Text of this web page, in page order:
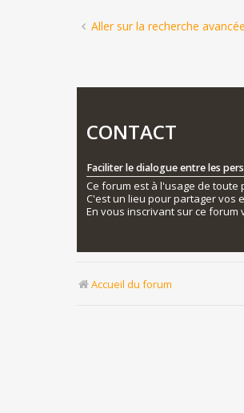
Aller sur la recherche avancée
CONTACT
Faciliter le dialogue entre les
Ce forum est à l'usage de
C'est un lieu pour partager vos
En vous inscrivant sur ce
Accueil du forum